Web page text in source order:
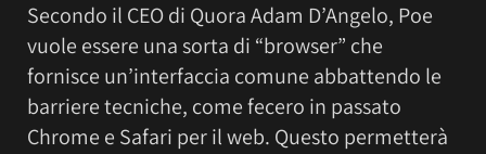
Secondo il CEO di Quora Adam D’Angelo, Poe
vuole essere una sorta di “browser” che
fornisce un’interfaccia comune abbattendo le
barriere tecniche, come fecero in passato
Chrome e Safari per il web. Questo permetterà